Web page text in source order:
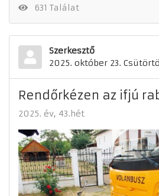
631 Találat
Szerkesztő
2025. október 23.
Rendőrkézen az ifjú
2025. év 43.hét